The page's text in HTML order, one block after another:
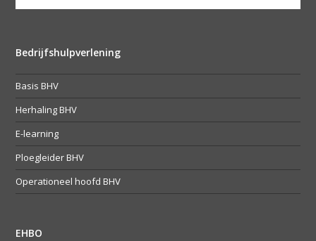
Bedrijfshulpverlening
Basis BHV
Herhaling BHV
E-learning
Ploegleider BHV
Operationeel hoofd BHV
EHBO